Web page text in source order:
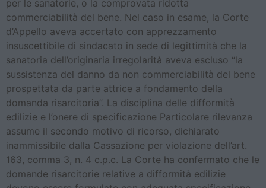
per le sanatorie, o la comprovata ridotta
commerciabilità del bene. Nel caso in esame, la Corte
d’Appello aveva accertato con apprezzamento
insuscettibile di sindacato in sede di legittimità che la
sanatoria dell’originaria irregolarità aveva escluso “la
sussistenza del danno da non commerciabilità del bene
prospettata da parte attrice a fondamento della
domanda risarcitoria”. La disciplina delle difformità
edilizie e l’onere di specificazione Particolare rilevanza
assume il secondo motivo di ricorso, dichiarato
inammissibile dalla Cassazione per violazione dell’art.
163, comma 3, n. 4 c.p.c. La Corte ha confermato che le
domande risarcitorie relative a difformità edilizie